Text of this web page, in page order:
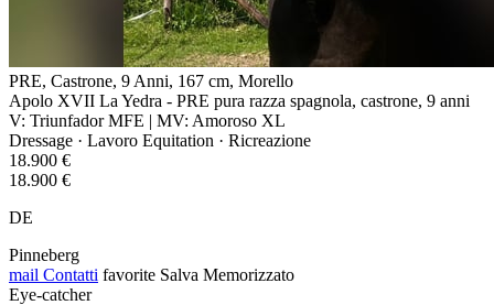
PRE, Castrone, 9 Anni, 167 cm, Morello
Apolo XVII La Yedra - PRE pura razza spagnola, castrone, 9 anni
V: Triunfador MFE | MV: Amoroso XL
Dressage · Lavoro Equitation · Ricreazione
18.900 €
18.900 €
DE
Pinneberg
mail Contatti favorite Salva Memorizzato
Eye-catcher